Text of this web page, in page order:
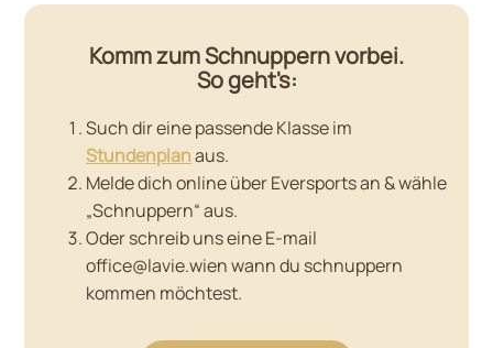
Komm zum Schnuppern vorbei.
So geht's:
Such dir eine passende Klasse im
Stundenplanaus.
Melde dich online über Eversports an & wähle
„Schnuppern“ aus.
Oder schreib uns eine E-mail
office@lavie.wien wann du schnuppern
kommen möchtest.